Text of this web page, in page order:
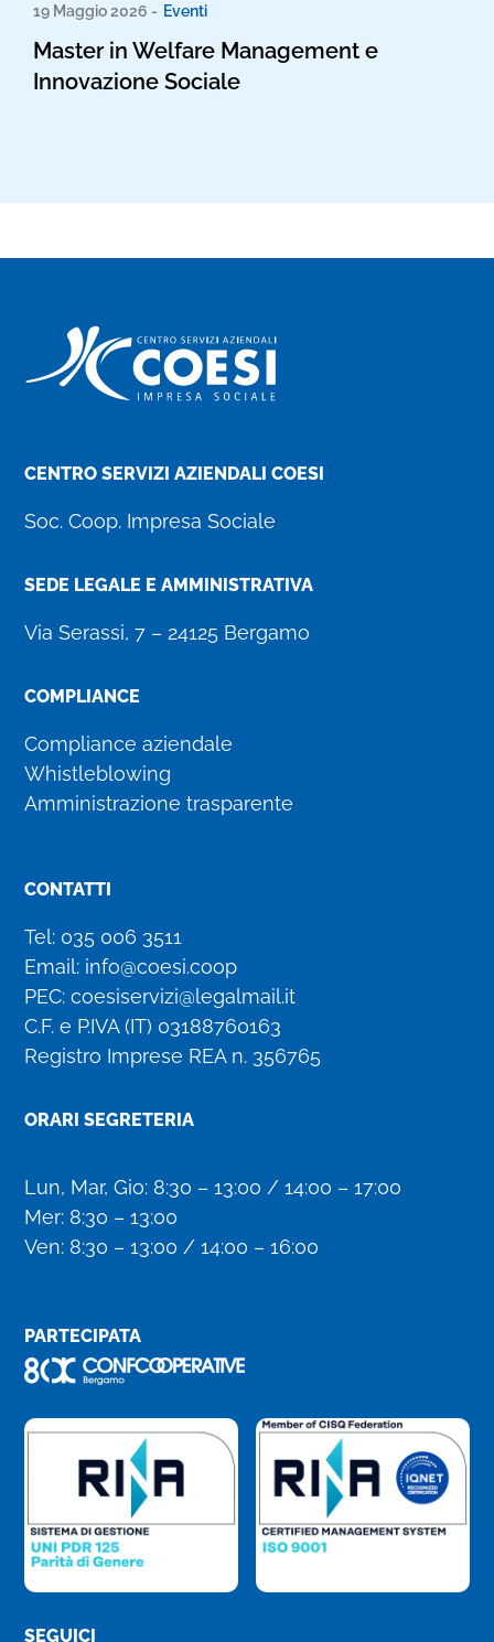
19 Maggio 2026 - Eventi
Master in Welfare Management e
Innovazione Sociale
CENTRO SERVIZI AZIENDALI COESI
Soc. Coop. Impresa Sociale
SEDE LEGALE E AMMINISTRATIVA
Via Serassi, 7 – 24125 Bergamo
COMPLIANCE
Compliance aziendale
Whistleblowing
Amministrazione trasparente
CONTATTI
Tel: 035 006 3511
Email: info@coesi.coop
PEC:coesiservizi@legalmail.it
C.F. e P.IVA (IT) 03188760163
Registro Imprese REA n. 356765
ORARI SEGRETERIA
Lun, Mar, Gio: 8:30 – 13:00 / 14:00 – 17:00
Mer: 8:30 – 13:00
Ven: 8:30 – 13:00 / 14:00 – 16:00
PARTECIPATA
SEGUICI